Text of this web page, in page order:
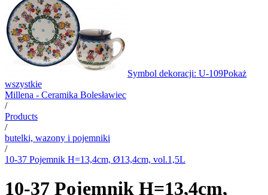
Symbol dekoracji: U-109Pokaż
wszystkie
Millena - Ceramika Bolesławiec
/
Products
/
butelki, wazony i pojemniki
/
10-37 Pojemnik H=13,4cm, Ø13,4cm, vol.1,5L
10-37 Pojemnik H=13,4cm,